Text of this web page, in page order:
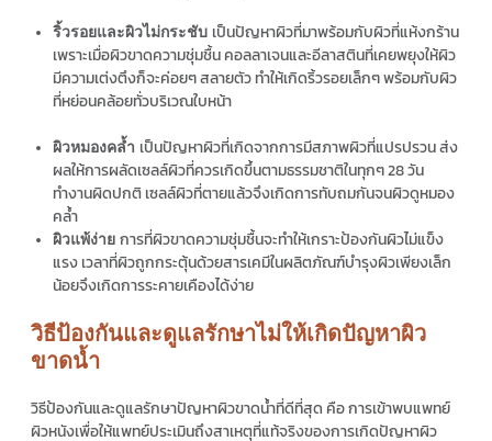
ริ้วรอยและผิวไม่กระชับ เป็นปัญหาผิวที่มาพร้อมกับผิวที่แห้งกร้าน
เพราะเมื่อผิวขาดความชุ่มชื้น คอลลาเจนและอีลาสตินที่เคยพยุงให้ผิว
มีความเต่งตึงก็จะค่อยๆ สลายตัว ทำให้เกิดริ้วรอยเล็กๆ พร้อมกับผิว
ที่หย่อนคล้อยทั่วบริเวณใบหน้า
ผิวหมองคล้ำ เป็นปัญหาผิวที่เกิดจากการมีสภาพผิวที่แปรปรวน ส่ง
ผลให้การผลัดเซลล์ผิวที่ควรเกิดขึ้นตามธรรมชาติในทุกๆ 28 วัน
ทำงานผิดปกติ เซลล์ผิวที่ตายแล้วจึงเกิดการทับถมกันจนผิวดูหมอง
คล้ำ
ผิวแพ้ง่าย การที่ผิวขาดความชุ่มชื้นจะทำให้เกราะป้องกันผิวไม่แข็ง
แรง เวลาที่ผิวถูกกระตุ้นด้วยสารเคมีในผลิตภัณฑ์บำรุงผิวเพียงเล็ก
น้อยจึงเกิดการระคายเคืองได้ง่าย
วิธีป้องกันและดูแลรักษาไม่ให้เกิดปัญหาผิว
ขาดน้ำ
วิธีป้องกันและดูแลรักษาปัญหาผิวขาดน้ำที่ดีที่สุด คือ การเข้าพบแพทย์
ผิวหนังเพื่อให้แพทย์ประเมินถึงสาเหตุที่แท้จริงของการเกิดปัญหาผิว